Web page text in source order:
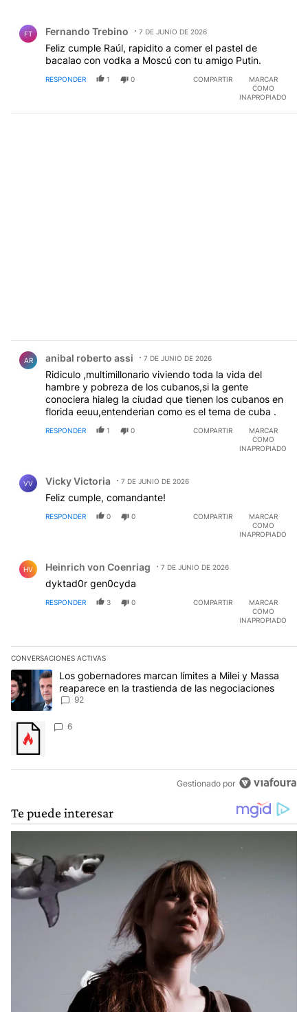
FT Fernando Trebino 7 DE JUNIO DE 2026
Feliz cumple Raúl, rapidito a comer el pastel de
bacalao con vodka a Moscú con tu amigo Putin.
RESPONDER 1 0 COMPARTIR
MARCAR
COMO
INAPROPIADO
AR anibal roberto assi 7 DE JUNIO DE 2026
Ridiculo ,multimillonario viviendo toda la vida del
hambre y pobreza de los cubanos,si la gente
conociera hialeg la ciudad que tienen los cubanos en
florida eeuu,entenderian como es el tema de cuba .
RESPONDER 1 0 COMPARTIR
MARCAR
COMO
INAPROPIADO
VV Vicky Victoria 7 DE JUNIO DE 2026
Feliz cumple, comandante!
RESPONDER 0 0 COMPARTIR
MARCAR
COMO
INAPROPIADO
HV Heinrich von Coenriag 7 DE JUNIO DE 2026
dyktad0r gen0cyda
RESPONDER 3 0 COMPARTIR
MARCAR
COMO
INAPROPIADO
CONVERSACIONES ACTIVAS
Este listado muestra los artículos con más comentarios en los
Un artículo de tendencia con el título "Los gobernadores marcan
Los gobernadores marcan límites a Milei y Massa
reaparece en la trastienda de las negociaciones
92
Un artículo de tendencia con el título "" con 6 comentarios.
6
Gestionado por